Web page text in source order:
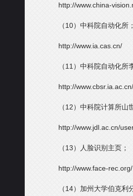
http://www.china-
（10）中科院自动化所；
http://www.ia.cas.cn/
（11）中科院自动化所
http://
（12）中科院计算所山
http://www.jdl.ac.cn/
（13）人脸识别主页；
http://www.face-rec.org/
（14）加州大学伯克利